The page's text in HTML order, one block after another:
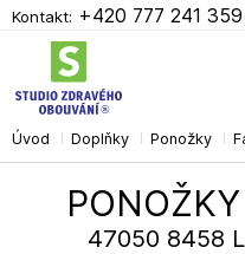
Úvod Doplňky Ponožky
PONOŽKY COSY WOOL
47050 8458
Kontakt: +420 777 241 359